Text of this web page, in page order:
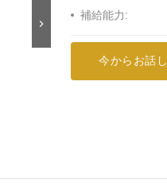
補給能力:
今からお話し